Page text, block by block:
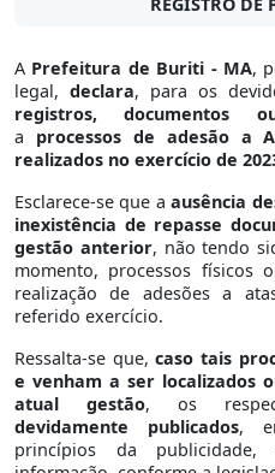
A Prefeitura de Buriti - MA,
legal,declara, para os
registros, documentos
a processos de adesão a
realizados no exercício de
Esclarece-se que aausência
inexistência de repasse
gestão anterior, não tendo
momento, processos físicos
realização de adesões a
referido exercício.
Ressalta-se que,caso tais
e venham a ser localizados
atual gestão, os
devidamente publicados,
princípios da